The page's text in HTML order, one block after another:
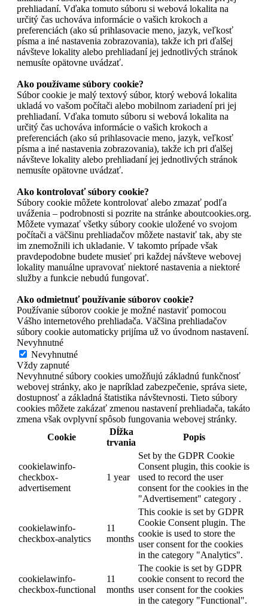
prehliadaní. Vďaka tomuto súboru si webová lokalita na
určitý čas uchováva informácie o vašich krokoch a
preferenciách (ako sú prihlasovacie meno, jazyk, veľkosť
písma a iné nastavenia zobrazovania), takže ich pri ďalšej
návšteve lokality alebo prehliadaní jej jednotlivých stránok
nemusíte opätovne uvádzať.
Ako používame súbory cookie?
Súbor cookie je malý textový súbor, ktorý webová lokalita
ukladá vo vašom počítači alebo mobilnom zariadení pri jej
prehliadaní. Vďaka tomuto súboru si webová lokalita na
určitý čas uchováva informácie o vašich krokoch a
preferenciách (ako sú prihlasovacie meno, jazyk, veľkosť
písma a iné nastavenia zobrazovania), takže ich pri ďalšej
návšteve lokality alebo prehliadaní jej jednotlivých stránok
nemusíte opätovne uvádzať.
Ako kontrolovať súbory cookie?
Súbory cookie môžete kontrolovať alebo zmazať podľa
uváženia – podrobnosti si pozrite na stránke aboutcookies.org.
Môžete vymazať všetky súbory cookie uložené vo svojom
počítači a väčšinu prehliadačov môžete nastaviť tak, aby ste
im znemožnili ich ukladanie. V takomto prípade však
pravdepodobne budete musieť pri každej návšteve webovej
lokality manuálne upravovať niektoré nastavenia a niektoré
služby a funkcie nebudú fungovať.
Ako odmietnuť používanie súborov cookie?
Používanie súborov cookie je možné nastaviť pomocou
Vášho internetového prehliadača. Väčšina prehliadačov
súbory cookie automaticky prijíma už vo úvodnom nastavení.
Nevyhnutné
Nevyhnutné
Vždy zapnuté
Nevyhnutné súbory cookies umožňujú základnú funkčnosť
webovej stránky, ako je napríklad zabezpečenie, správa siete,
dostupnosť a základná štatistika návštevnosti. Tieto súbory
cookies môžete zakázať zmenou nastavení prehliadača, takáto
zmena však ovplyvní spôsob fungovania webovej stránky.
Cookie
Dĺžka
trvania
Popis
cookielawinfo-
checkbox-
advertisement
1 year
Set by the GDPR Cookie
Consent plugin, this cookie is
used to record the user
consent for the cookies in the
"Advertisement" category .
cookielawinfo-
checkbox-analytics
11
months
This cookie is set by GDPR
Cookie Consent plugin. The
cookie is used to store the
user consent for the cookies
in the category "Analytics".
cookielawinfo-
checkbox-functional
11
months
The cookie is set by GDPR
cookie consent to record the
user consent for the cookies
in the category "Functional".